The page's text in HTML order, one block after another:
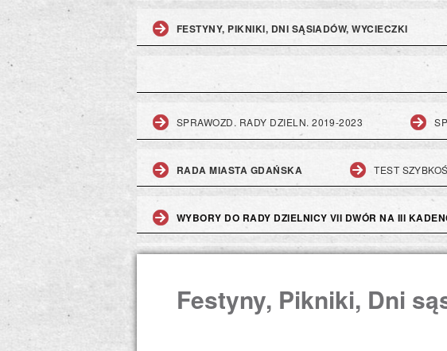
FESTYNY, PIKNIKI, DNI SĄSIADÓW, WYCIECZKI
SPRAWOZD. RADY DZIELN. 2019-2023
RADA MIASTA GDAŃSKA TEST
WYBORY DO RADY DZIELNICY VII DWÓR NA III
Festyny, Pikniki, Dni